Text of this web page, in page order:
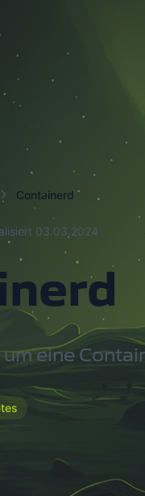
Containerd
03.03.2024
eine